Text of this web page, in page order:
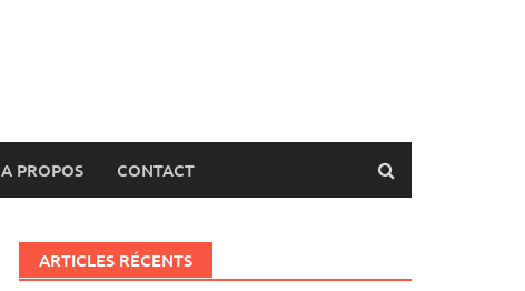
A PROPOS CONTACT
ARTICLES RÉCENTS